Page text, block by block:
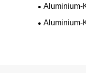
Aluminium-
Aluminium-